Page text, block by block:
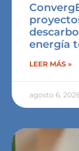
energía
LEER MÁS »
agosto 6,